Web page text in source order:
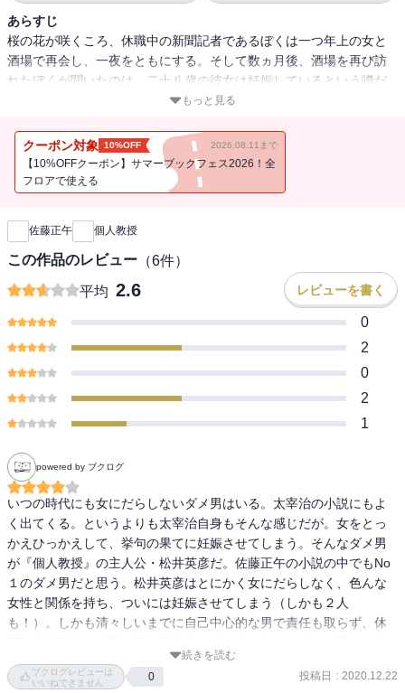
あらすじ
桜の花が咲くころ、休職中の新聞記者であるぼくは一つ年上の女と
酒場で再会し、一夜をともにする。そして数ヵ月後、酒場を再び訪
れたぼくが聞いたのは、二十八歳の彼女は妊娠しているという噂だ
もっと見る
クーポン対象 10%OFF 2026.08.11まで
【10%OFFクーポン】サマーブックフェス2026！全
フロアで使える
新刊通知
佐藤正午 個人教授
この作品のレビュー （6件）
平均 2.6 レビューを書く
0
2
0
2
1
powered by ブクログ
いつの時代にも女にだらしないダメ男はいる。太宰治の小説にもよ
く出てくる。というよりも太宰治自身もそんな感じだが。女をとっ
かえひっかえして、挙句の果てに妊娠させてしまう。そんなダメ男
が『個人教授』の主人公・松井英彦だ。佐藤正午の小説の中でもNo
１のダメ男だと思う。松井英彦はとにかく女にだらしなく、色んな
女性と関係を持ち、ついには妊娠させてしまう（しかも２人
も！）。しかも清々しいまでに自己中心的な男で責任も取らず、休
イトルが『個人教授』となっているように、ダメ男松井英彦の師匠
である「教授」という人物も出てくるのだが、こちらもダメ男であ
続きを読む
ブクログレビューは
いいねできません
0 投稿日 : 2020.12.22